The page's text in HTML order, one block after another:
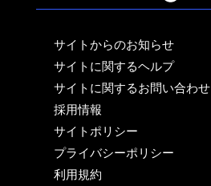
サイトからのお知らせ
サイトに関するヘルプ
サイトに関するお問い合わせ
採用情報
サイトポリシー
プライバシーポリシー
利用規約